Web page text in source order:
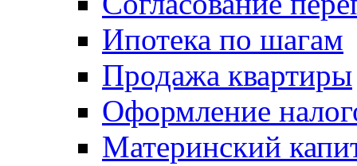
Ипотека по шагам
Продажа квартиры
Оформление
Материнский